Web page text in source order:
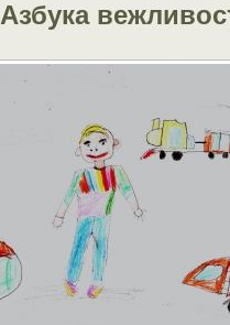
Азбука